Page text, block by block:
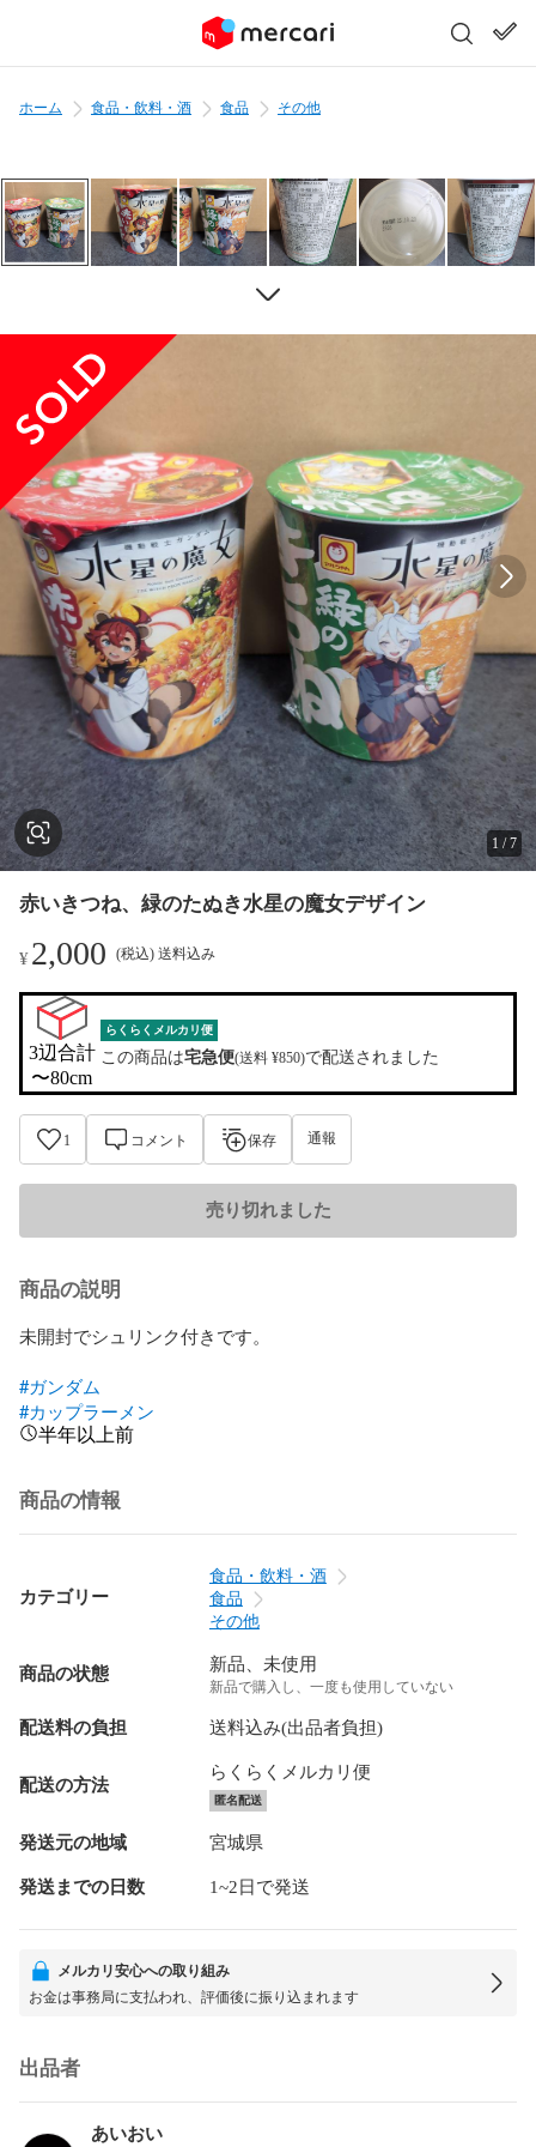
ホーム 食品・飲料・酒 食品 その他
1 /7
赤いきつね、緑のたぬき水星の魔女デザイン
¥2,000 (税込) 送料込み
3辺合計
〜80cm
らくらくメルカリ便
この商品は宅急便(送料 ¥850)で配送されました
1 コメント 保存 通報
売り切れました
商品の説明
未開封でシュリンク付きです。
#ガンダム
#カップラーメン
半年以上前
商品の情報
カテゴリー
食品・飲料・酒
食品
その他
商品の状態 新品、未使用
新品で購入し、一度も使用していない
配送料の負担 送料込み(出品者負担)
配送の方法
らくらくメルカリ便
匿名配送
発送元の地域 宮城県
発送までの日数 1~2日で発送
メルカリ安心への取り組み
お金は事務局に支払われ、評価後に振り込まれます
出品者
あいおい